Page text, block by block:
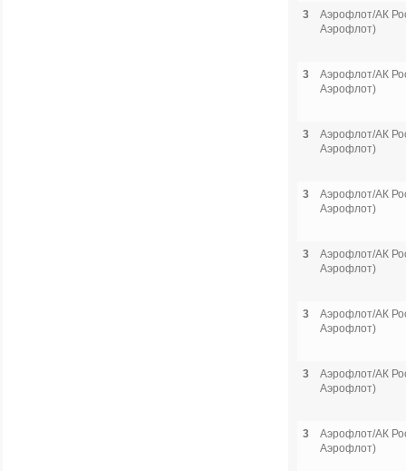
3
Аэрофлот/АК
Аэрофлот)
3
Аэрофлот/АК
Аэрофлот)
3
Аэрофлот/АК
Аэрофлот)
3
Аэрофлот/АК
Аэрофлот)
3
Аэрофлот/АК
Аэрофлот)
3
Аэрофлот/АК
Аэрофлот)
3
Аэрофлот/АК
Аэрофлот)
3
Аэрофлот/АК
Аэрофлот)